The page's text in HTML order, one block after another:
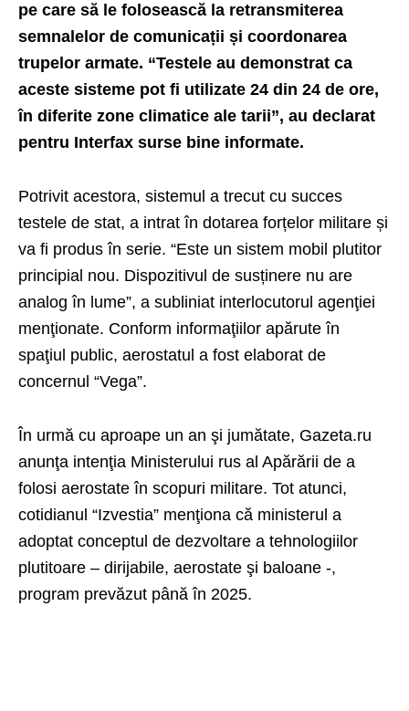
pe care să le folosească la retransmiterea
semnalelor de comunicații și coordonarea
trupelor armate. “Testele au demonstrat ca
aceste sisteme pot fi utilizate 24 din 24 de ore,
în diferite zone climatice ale tarii”, au declarat
pentru Interfax surse bine informate.
Potrivit acestora, sistemul a trecut cu succes
testele de stat, a intrat în dotarea forțelor militare și
va fi produs în serie. “Este un sistem mobil plutitor
principial nou. Dispozitivul de susținere nu are
analog în lume”, a subliniat interlocutorul agenţiei
menţionate. Conform informaţiilor apărute în
spaţiul public, aerostatul a fost elaborat de
concernul “Vega”.
În urmă cu aproape un an şi jumătate, Gazeta.ru
anunţa intenţia Ministerului rus al Apărării de a
folosi aerostate în scopuri militare. Tot atunci,
cotidianul “Izvestia” menţiona că ministerul a
adoptat conceptul de dezvoltare a tehnologiilor
plutitoare – dirijabile, aerostate şi baloane -,
program prevăzut până în 2025.